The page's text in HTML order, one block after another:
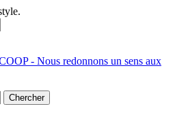
- Nous redonnons un sens aux